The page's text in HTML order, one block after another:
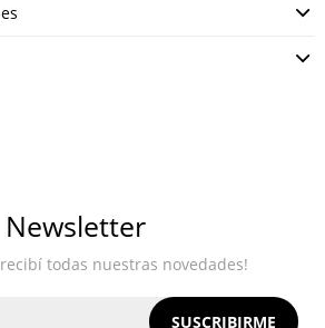
Newsletter
todas nuestras novedades!
SUSCRIBIRME